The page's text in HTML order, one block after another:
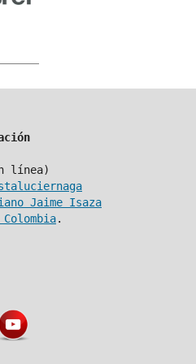
línea)
Jaime Isaza
.